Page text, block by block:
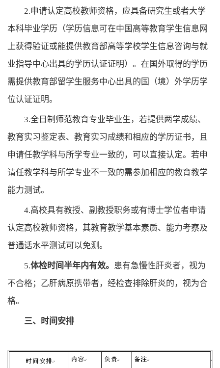
2.申请认定高校教师资格，应具备研究生或者大学
本科毕业学历（学历信息可在中国高等教育学生信息网
上获得验证或能提供教育部高等学校学生信息咨询与就
业指导中心出具的学历认证证明）。在国外取得的学历
需提供教育部留学生服务中心出具的国（境）外学历学
位认证证明。
3.全日制师范教育专业毕业生，若提供两学成绩、
教育实习鉴定表、教育实习成绩和相应的学历证书，且
申请任教学科与所学专业一致的，可以直接认定。若申
请任教学科与所学专业不一致的需参加相应的教育教学
能力测试。
4.高校具有教授、副教授职务或有博士学位者申请
认定高校教师资格，其教育教学基本素质、能力考察及
普通话水平测试可以免测。
5.体检时间半年内有效。 患有急慢性肝炎者，视为
不合格；乙肝病原携带者，经检查排除肝炎的，视为合
格。
三、时间安排